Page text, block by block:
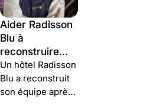
Aider Radisson
Blu à
reconstruire
son équipe
après le COVID
Un hôtel Radisson
Blu a reconstruit
son équipe après